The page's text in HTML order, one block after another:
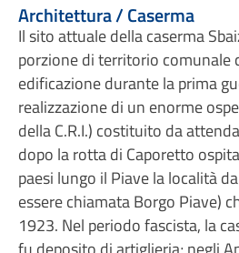
Architettura / Caserma
Il sito attuale della caserma
porzione di territorio comunale
edificazione durante la prima
realizzazione di un enorme
della C.R.I.) costituito da
dopo la rotta di Caporetto
paesi lungo il Piave la località
essere chiamata Borgo Piave)
1923. Nel periodo fascista, la